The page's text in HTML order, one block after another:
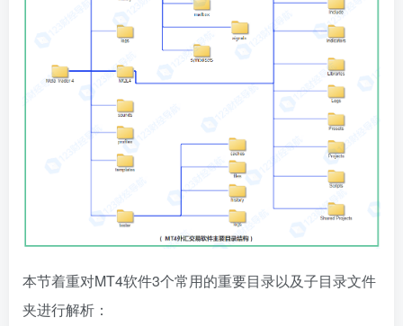
本节着重对MT4软件3个常用的重要目录以及子目录文件
夹进行解析：